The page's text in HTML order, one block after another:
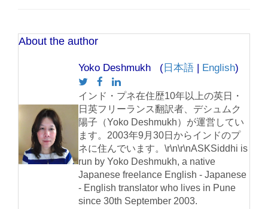
About the author
Yoko Deshmukh ( 日本語 | English)
インド・プネ在住歴10年以上の英日・
日英フリーランス翻訳者、デシュムク
陽子（Yoko Deshmukh）が運営してい
ます。2003年9月30日からインドのプ
ネに住んでいます。\r\n\r\nASKSiddhi is
run by Yoko Deshmukh, a native
Japanese freelance English - Japanese
- English translator who lives in Pune
since 30th September 2003.